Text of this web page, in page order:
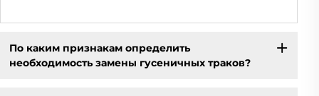
По каким признакам определить
необходимость замены гусеничных траков?